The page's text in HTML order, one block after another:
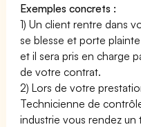
Exemples concrets :
1) Un client rentre dans
se blesse et porte
et il sera pris en charge
de votre contrat.
2) Lors de votre
Technicienne de
industrie vous rendez